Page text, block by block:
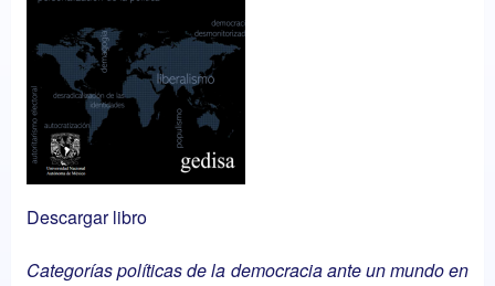
Descargar libro
Categorías políticas de la democracia ante un mundo en